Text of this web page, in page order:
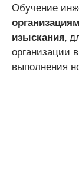
Обучение
о
изыскания,
организации
выполнения